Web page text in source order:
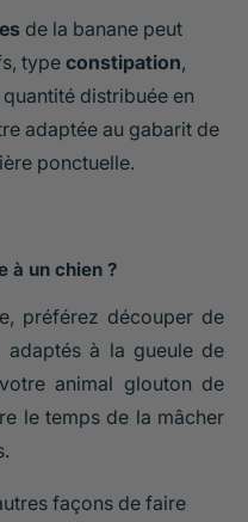
de la banane peut
type constipation,
quantité distribuée en
adaptée au gabarit de
ponctuelle.
à un chien ?
préférez découper de
adaptés à la gueule de
animal glouton de
le temps de la mâcher
façons de faire